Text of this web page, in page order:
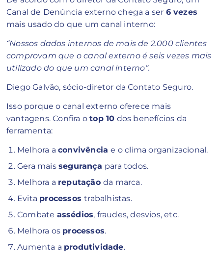
Canal de Denúncia externo chega a ser 6 vezes
mais usado do que um canal interno:
“Nossos dados internos de mais de 2.000 clientes
comprovam que o canal externo é seis vezes mais
utilizado do que um canal interno”.
Diego Galvão, sócio-diretor da Contato Seguro.
Isso porque o canal externo oferece mais
vantagens. Confira otop 10 dos benefícios da
ferramenta:
Melhora a convivênciae o clima organizacional.
Gera mais segurança para todos.
Melhora a reputação da marca.
Evita processostrabalhistas.
Combate assédios, fraudes, desvios, etc.
Melhora os processos.
Aumenta a produtividade.